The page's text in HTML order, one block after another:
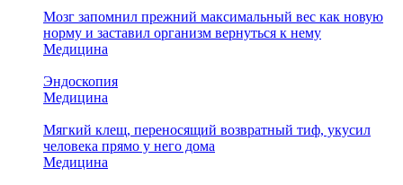
Мозг запомнил прежний максимальный вес как новую
норму и заставил организм вернуться к нему
Медицина
Эндоскопия
Медицина
Мягкий клещ, переносящий возвратный тиф, укусил
человека прямо у него дома
Медицина